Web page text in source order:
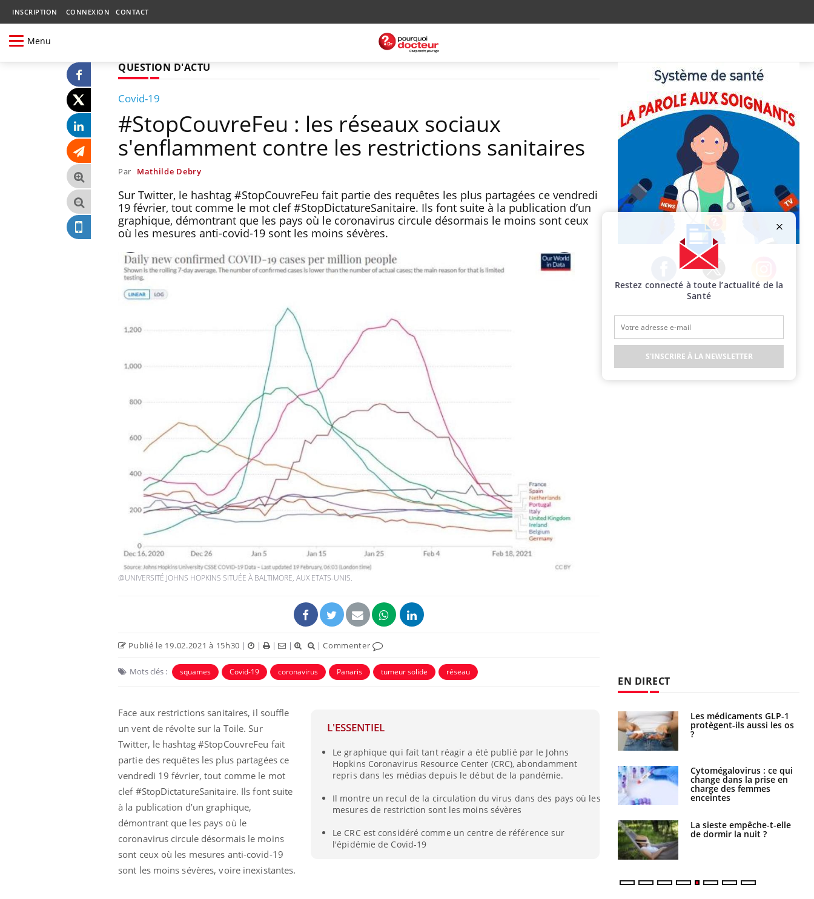
INSCRIPTION CONNEXION CONTACT
Menu
QUESTION D'ACTU
Covid-19
#StopCouvreFeu : les réseaux sociaux
s'enflamment contre les restrictions sanitaires
Par Mathilde Debry
Sur Twitter, le hashtag #StopCouvreFeu fait partie des requêtes les plus partagées ce vendredi
19 février, tout comme le mot clef #StopDictatureSanitaire. Ils font suite à la publication d’un
graphique, démontrant que les pays où le coronavirus circule désormais le moins sont ceux
où les mesures anti-covid-19 sont les moins sévères.
@UNIVERSITÉ JOHNS HOPKINS SITUÉE À BALTIMORE, AUX ETATS-UNIS.
Publié le 19.02.2021 à 15h30 | | | | |Commenter
Mots clés : squames Covid-19 coronavirus Panaris tumeur solide réseau
L'ESSENTIEL
Le graphique qui fait tant réagir a été publié par le Johns
Hopkins Coronavirus Resource Center (CRC), abondamment
repris dans les médias depuis le début de la pandémie.
Il montre un recul de la circulation du virus dans des pays où les
mesures de restriction sont les moins sévères
Le CRC est considéré comme un centre de référence sur
l'épidémie de Covid-19
Face aux restrictions sanitaires, il souffle
un vent de révolte sur la Toile. Sur
Twitter, le hashtag #StopCouvreFeu fait
partie des requêtes les plus partagées ce
vendredi 19 février, tout comme le mot
clef #StopDictatureSanitaire. Ils font suite
à la publication d’un graphique,
démontrant que les pays où le
coronavirus circule désormais le moins
sont ceux où les mesures anti-covid-19
sont les moins sévères, voire inexistantes.
Facebook Twitter Instagram
EN DIRECT
Syndrome métabolique :
quels sont les meilleurs
exercices physiques ?
Comment éviter une otite
pendant les vacances ?
Hantavirus : un cas
détecté chez un touriste
en France
rapport s’interroge sur
son taux élevé en France
Grossesse à risque : ce jus
naturel attire l'attention
écrans en vacances ?
Cancer colorectal : une
stratégie simple aurait
basque
West Nile : que se passe-
Les médicaments GLP-1
protègent-ils aussi les os
?
Cytomégalovirus : ce qui
change dans la prise en
charge des femmes
enceintes
La sieste empêche-t-elle
de dormir la nuit ?
Restez connecté à toute l’actualité de la
Santé
S'INSCRIRE À LA NEWSLETTER